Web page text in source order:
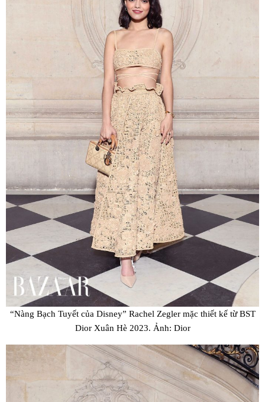
“Nàng Bạch Tuyết của Disney” Rachel Zegler mặc thiết kế từ BST
Dior Xuân Hè 2023. Ảnh: Dior